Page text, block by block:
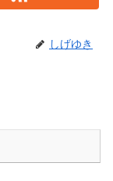
しげゆき